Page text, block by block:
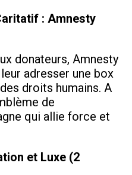
: Amnesty
donateurs, Amnesty
adresser une box
droits humains. A
de
qui allie force et
et Luxe (2